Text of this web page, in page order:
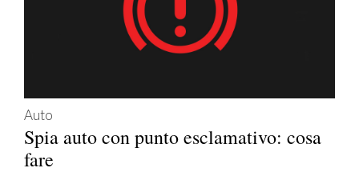
Auto
Spia auto con punto esclamativo: cosa
fare